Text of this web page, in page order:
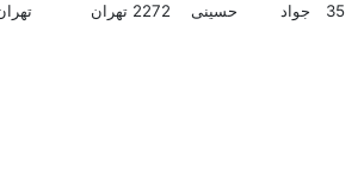
35 جواد حسینی 2272 تهران